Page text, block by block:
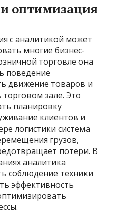
оптимизация
с аналитикой может
многие бизнес-
торговле она
поведение
движение товаров и
торговом зале. Это
планировку
клиентов и
логистики система
грузов,
потери. В
аналитика
соблюдение техники
эффективность